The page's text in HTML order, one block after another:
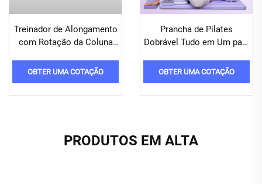
Treinador de Alongamento
com Rotação da Coluna
Cintura e Coluna
OBTER UMA COTAÇÃO
Prancha de Pilates
Dobrável Tudo em Um para
OBTER UMA COTAÇÃO
PRODUTOS EM ALTA